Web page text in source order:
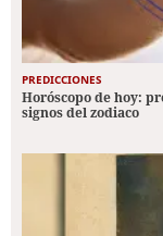
PREDICCIONES
Horóscopo de hoy:
signos del zodiaco